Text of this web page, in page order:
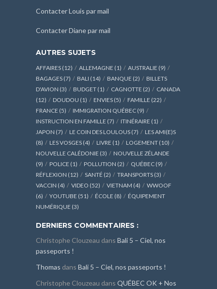
Contacter Louis par mail
Contacter Diane par mail
AUTRES SUJETS
AFFAIRES (12) ALLEMAGNE (1) AUSTRALIE (9)
BAGAGES (7) BALI (14) BANQUE (2)
BILLETS
D'AVION (3) BUDGET (1) CAGNOTTE (2)
CANADA
(12)
DOUDOU (1) ENVIES (5) FAMILLE (22)
FRANCE (5) IMMIGRATION QUÉBEC (9)
INSTRUCTION EN FAMILLE (7) ITINÉRAIRE (1)
JAPON (7) LE COIN DES LOULOUS (7)
LES AMI(E)S
(8)
LES VOSGES (4) LIVRE (1) LOGEMENT (10)
NOUVELLE CALÉDONIE (3)
NOUVELLE ZÉLANDE
(9)
POLICE (1) POLLUTION (2) QUÉBEC (9)
RÉFLEXION (12) SANTÉ (2) TRANSPORTS (3)
VACCIN (4) VIDEO (52) VIETNAM (4)
WWOOF
(6)
YOUTUBE (51) ÉCOLE (8)
ÉQUIPEMENT
NUMÉRIQUE (3)
DERNIERS COMMENTAIRES :
Christophe Clouzeau dans Bali 5 – Ciel, nos
passeports !
Thomas dans Bali 5 – Ciel, nos passeports !
Christophe Clouzeau dans QUÉBEC OK + Nos